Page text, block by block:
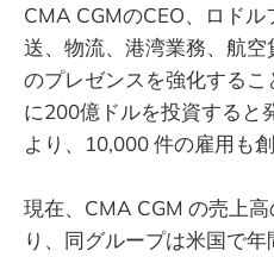
CMA CGMのCEO、ロド
送、物流、港湾業務、航
のプレゼンスを強化する
に200億ドルを投資すると
より、10,000 件の雇用も
現在、CMA CGM の売上
り、同グループは米国で